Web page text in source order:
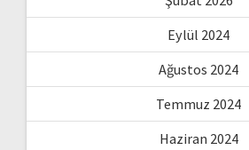
Eylül 2024
Ağustos 2024
Temmuz 2024
Haziran 2024